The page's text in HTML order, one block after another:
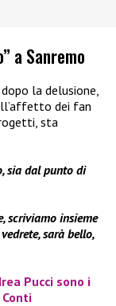
a Sanremo
, dopo la delusione,
dei fan
sta
sia dal punto di
scriviamo insieme
sarà bello,
Pucci sono i